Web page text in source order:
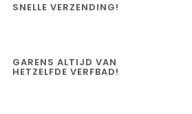
SNELLE VERZENDING!
GARENS ALTIJD VAN
HETZELFDE VERFBAD!